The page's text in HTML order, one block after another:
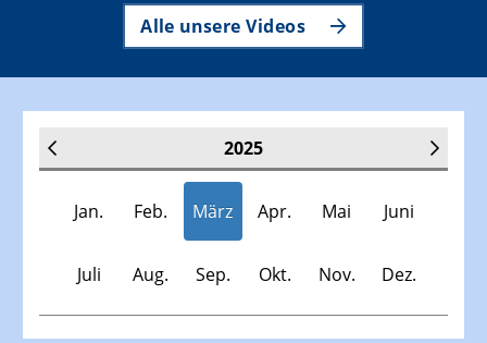
Alle unsere Videos
2025
Jan. Feb. März Apr. Mai Juni
Juli Aug. Sep. Okt. Nov. Dez.